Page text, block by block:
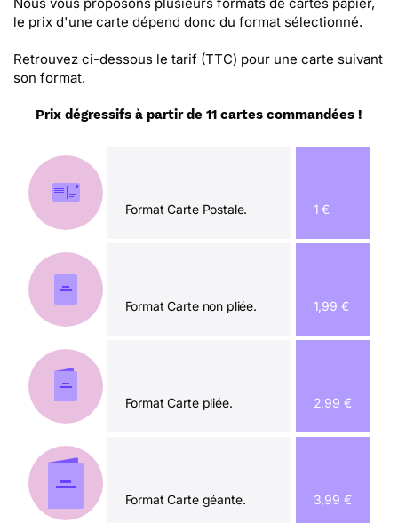
le prix d'une carte dépend donc du format sélectionné.
Retrouvez ci-dessous le tarif (TTC) pour une carte suivant
son format.
Prix dégressifs à partir de 11 cartes commandées !
Format Carte Postale. 1 €
Format Carte non pliée. 1,99 €
Format Carte pliée. 2,99 €
Format Carte géante. 3,99 €